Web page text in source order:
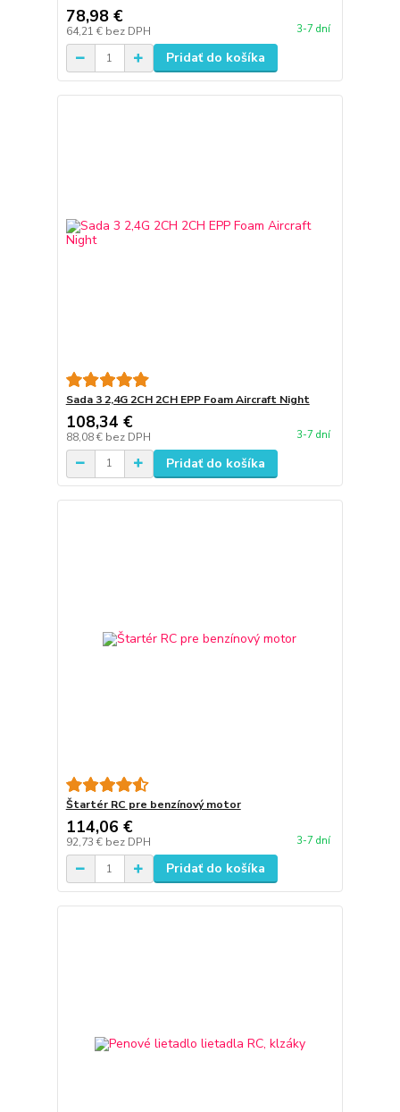
78,98 €
64,21 € bez DPH 3-7 dní
Pridať do košíka
Sada 3 2,4G 2CH 2CH EPP Foam Aircraft Night
108,34 €
88,08 € bez DPH 3-7 dní
Pridať do košíka
Štartér RC pre benzínový motor
114,06 €
92,73 € bez DPH 3-7 dní
Pridať do košíka